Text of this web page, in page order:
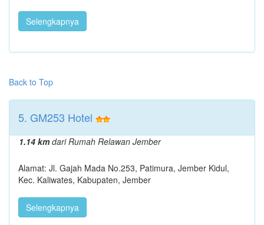
Selengkapnya
Back to Top
5. GM253 Hotel
1.14 kmdari Rumah Relawan Jember
Alamat: Jl. Gajah Mada No.253, Patimura, Jember Kidul,
Kec. Kaliwates, Kabupaten, Jember
Selengkapnya